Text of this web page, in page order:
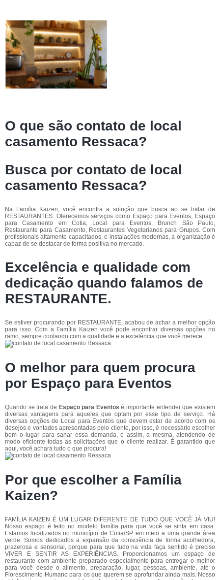
O que são contato de local
casamento Ressaca?
Busca por contato de local
casamento Ressaca?
Na Família Kaizen, você encontra a solução que busca ao se tratar de
RESTAURANTES. Oferecemos serviços como Espaço para Eventos, Espaço
para Casamento em Cotia, Local para Eventos, Brunch São Paulo,
Restaurante para Casamento, Restaurantes Vegetarianos para Grupos. Com
profissionais altamente capacitados, e instalações modernas, a organização é
capaz de se destacar de forma positiva no mercado.
Excelência e qualidade com
dedicação quando falamos de
RESTAURANTE.
Se estiver procurando por RESTAURANTE, acabou de achar a melhor opção
para isso. Com a Família Kaizen você pode encontrar diversas opções no
ramo, sempre contando com a qualidade e a excelência que você merece.
O melhor para quem procura
por Espaço para Eventos
Quando se trata de Espaço para Eventos é importante entender que existem
diversas vantagens para aqueles que optam por esse tipo de serviço. Há
diversas opções de Local para Eventos que devem estar de acordo com os
desejos e vontades apresentadas pelo cliente, por isso, é necessário escolher
bem o lugar para sanar essa demanda, e assim, a mesma, atendendo de
modo eficiente todas as solicitações que o cliente realizar. É garantido que
aqui, você achará tudo o que procura!
Por que escolher a Família
Kaizen?
FAMÍLIA KAIZEN É UM LUGAR DIFERENTE DE TUDO QUE VOCÊ JÁ VIU!
Nosso espaço é feito no modelo família para que você se sinta em casa.
Estamos localizados no município de Cotia/SP em meio a uma grande área
verde. Somos dedicados a expansão da consciência de forma acolhedora,
prazerosa e sensorial, porque para que tudo na vida faça sentido é preciso
VIVER E SENTIR AS EXPERIÊNCIAS. Proporcionamos um espaço de
restaurante com ambiente preparado especialmente para entregar o melhor
para você desde o alimento, preparação, lugar, pessoas, ambiente, até o
Florescimento Humano para os que querem se aprofundar ainda mais. Nosso